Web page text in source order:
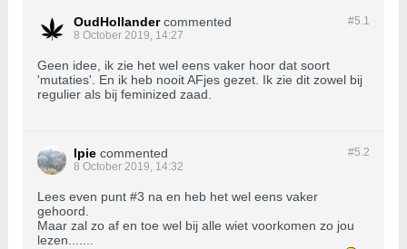
#5.1
OudHollander commented
8 October 2019, 14:27
Geen idee, ik zie het wel eens vaker hoor dat soort
'mutaties'. En ik heb nooit AFjes gezet. Ik zie dit zowel bij
regulier als bij feminized zaad.
#5.2
Ipie commented
8 October 2019, 14:32
Lees even punt #3 na en heb het wel eens vaker
gehoord.
Maar zal zo af en toe wel bij alle wiet voorkomen zo jou
lezen.......